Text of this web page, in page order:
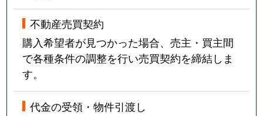
不動産売買契約
購入希望者が見つかった場合、売主・買主間
で各種条件の調整を行い売買契約を締結しま
す。
代金の受領・物件引渡し